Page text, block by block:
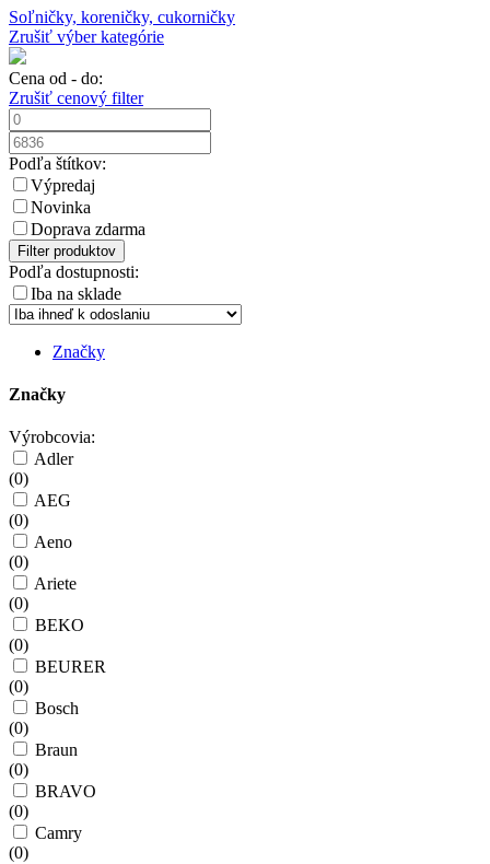
Soľničky, koreničky, cukorničky
Zrušiť výber kategórie
Cena od - do:
Zrušiť cenový filter
Podľa štítkov:
Výpredaj
Novinka
Doprava zdarma
Filter produktov
Podľa dostupnosti:
Iba na sklade
Značky
Značky
Výrobcovia:
Adler
(0)
AEG
(0)
Aeno
(0)
Ariete
(0)
BEKO
(0)
BEURER
(0)
Bosch
(0)
Braun
(0)
BRAVO
(0)
Camry
(0)